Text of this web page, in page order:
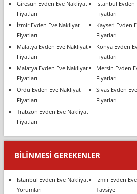
Giresun Evden Eve Nakliyat
Fiyatları
İstanbul Evden
Fiyatları
İzmir Evden Eve Nakliyat
Fiyatları
Kayseri Evden
Fiyatları
Malatya Evden Eve Nakliyat
Fiyatları
Konya Evden
Fiyatları
Malatya Evden Eve Nakliyat
Fiyatları
Mersin Evden
Fiyatları
Ordu Evden Eve Nakliyat
Fiyatları
Sivas Evden
Fiyatları
Trabzon Evden Eve Nakliyat
Fiyatları
BILINMESI GEREKENLER
İstanbul Evden Eve Nakliyat
Yorumları
İzmir Evden
Tavsiye